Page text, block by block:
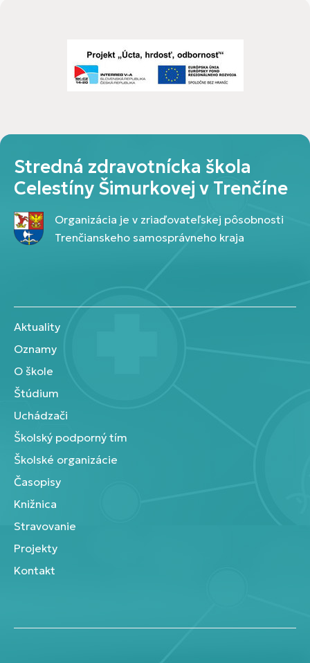
Stredná zdravotnícka škola
Celestíny Šimurkovej v Trenčíne
Organizácia je v zriaďovateľskej pôsobnosti
Trenčianskeho samosprávneho kraja
Aktuality
Oznamy
O škole
Štúdium
Uchádzači
Školský podporný tím
Školské organizácie
Časopisy
Knižnica
Stravovanie
Projekty
Kontakt